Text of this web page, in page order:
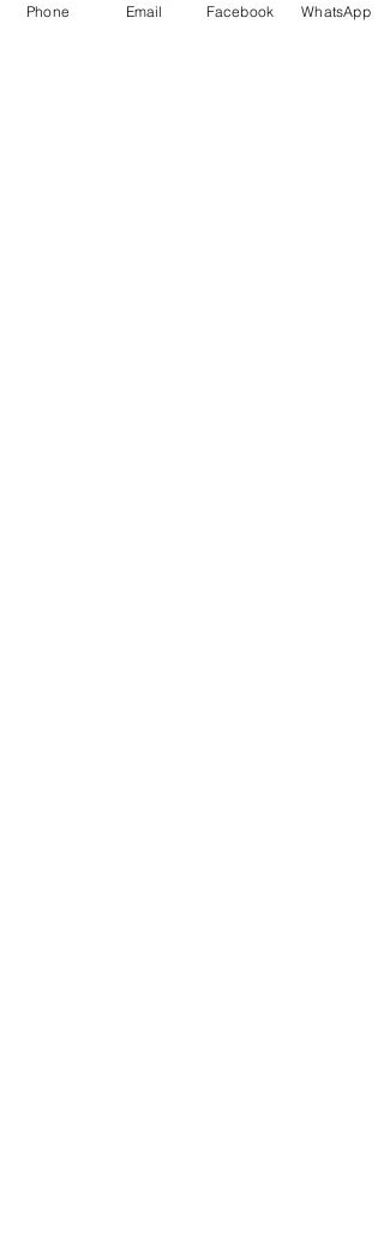
Excellents restaurants de poisson frais
Phone Email Facebook WhatsApp